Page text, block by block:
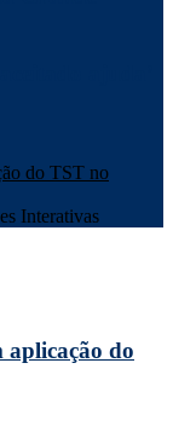
ajuda’
aplicação do
Interativas